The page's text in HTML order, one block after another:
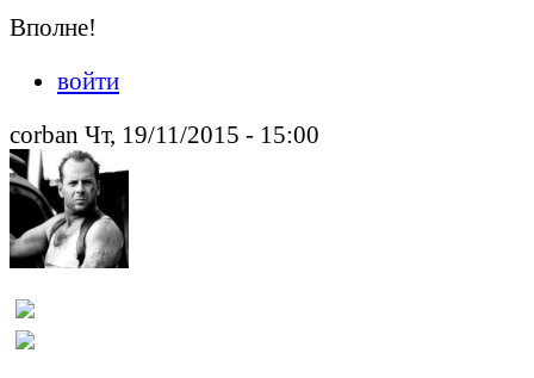
Вполне!
войти
corban Чт, 19/11/2015 - 15:00